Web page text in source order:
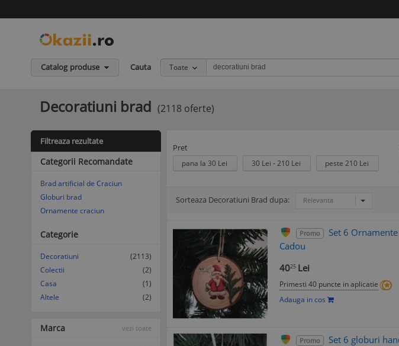
Catalog produse Cauta Toate
Decoratiuni brad (2118 oferte)
Pret
pana la 30 Lei 30 Lei - 210 Lei peste 210 Lei
Sorteaza Decoratiuni Brad dupa: Relevanta
Afisare Lista
Afisare galerie
Promo
Set 6
Cadou
4025 Lei
Primesti 40 puncte in aplicatie
Adauga in cos
Promo
Set 6 globuri
Filtreaza rezultate
Categorii Recomandate
Brad artificial de Craciun
Globuri brad
Ornamente craciun
Categorie
Decoratiuni
(2113)
Colectii
(2)
Casa
(1)
Altele
(2)
Marca vezi toate